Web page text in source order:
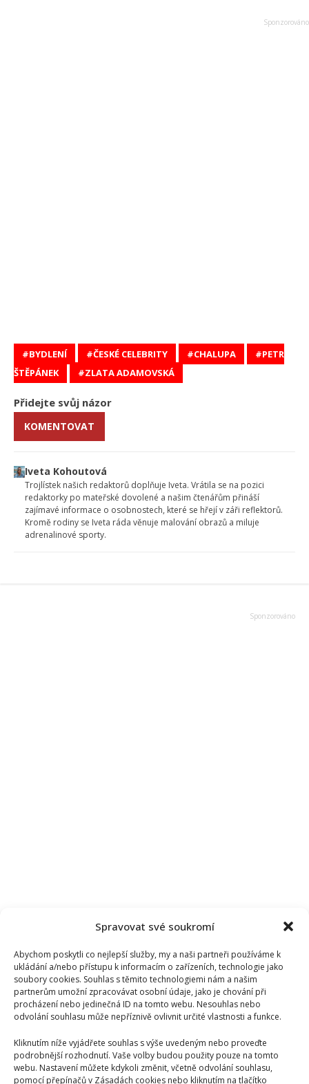
Spravovat své soukromí
Abychom poskytli co nejlepší služby, my a naši partneři používáme k
ukládání a/nebo přístupu k informacím o zařízeních, technologie jako
soubory cookies. Souhlas s těmito technologiemi nám a našim
partnerům umožní zpracovávat osobní údaje, jako je chování při
procházení nebo jedinečná ID na tomto webu. Nesouhlas nebo
odvolání souhlasu může nepříznivě ovlivnit určité vlastnosti a funkce.
Kliknutím níže vyjádřete souhlas s výše uvedeným nebo proveďte
podrobnější rozhodnutí. Vaše volby budou použity pouze na tomto
webu. Nastavení můžete kdykoli změnit, včetně odvolání souhlasu,
pomocí přepínačů v Zásadách cookies nebo kliknutím na tlačítko
BYDLENÍ ČESKÉ CELEBRITY CHALUPA
PETR
ŠTĚPÁNEK
ZLATA ADAMOVSKÁ
Přidejte svůj názor
KOMENTOVAT
Iveta Kohoutová
Trojlístek našich redaktorů doplňuje Iveta. Vrátila se na pozici
redaktorky po mateřské dovolené a našim čtenářům přináší
zajímavé informace o osobnostech, které se hřejí v záři reflektorů.
Kromě rodiny se Iveta ráda věnuje malování obrazů a miluje
adrenalinové sporty.